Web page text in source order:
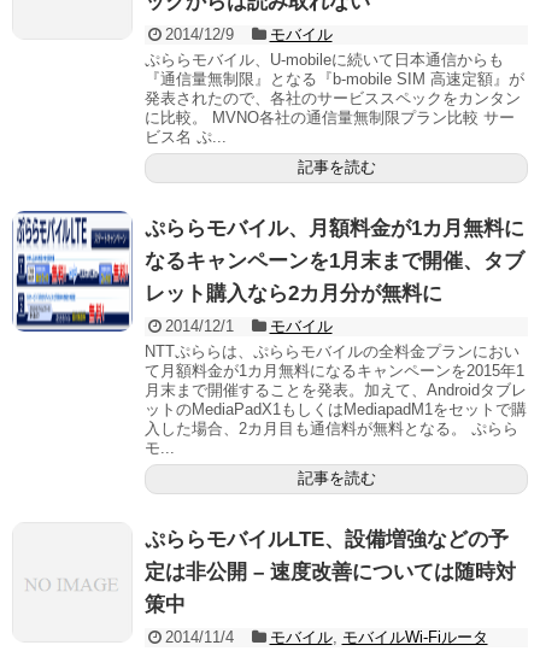
2014/12/9
モバイル
ぷららモバイル、U-mobileに続いて日本通信からも
『通信量無制限』となる『b-mobile SIM 高速定額』が
発表されたので、各社のサービススペックをカンタン
に比較。 MVNO各社の通信量無制限プラン比較 サー
ビス名 ぷ...
記事を読む
ぷららモバイル、月額料金が1カ月無料に
なるキャンペーンを1月末まで開催、タブ
レット購入なら2カ月分が無料に
2014/12/1
モバイル
NTTぷららは、ぷららモバイルの全料金プランにおい
て月額料金が1カ月無料になるキャンペーンを2015年1
月末まで開催することを発表。加えて、Androidタブレ
ットのMediaPadX1もしくはMediapadM1をセットで購
入した場合、2カ月目も通信料が無料となる。 ぷらら
モ...
記事を読む
ぷららモバイルLTE、設備増強などの予
定は非公開 – 速度改善については随時対
策中
2014/11/4 モバイル, モバイルWi-Fiルータ